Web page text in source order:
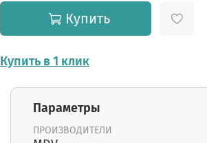
Купить
Купить в 1 клик
Параметры
ПРОИЗВОДИТЕЛИ